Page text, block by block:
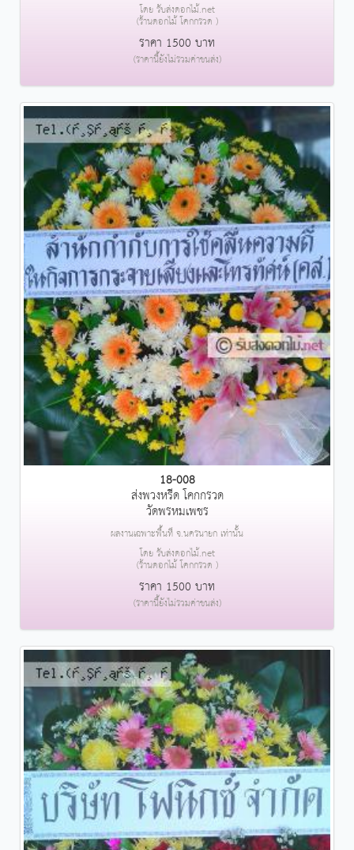
โดย รับส่งดอกไม้.net
(ร้านดอกไม้ โคกกรวด )
ราคา 1500 บาท
(ราคานี้ยังไม่รวมค่าขนส่ง)
18-008
ส่งพวงหรีด โคกกรวด
วัดพรหมเพชร
ผลงานเฉพาะพื้นที่ จ.นครนายก เท่านั้น
โดย รับส่งดอกไม้.net
(ร้านดอกไม้ โคกกรวด )
ราคา 1500 บาท
(ราคานี้ยังไม่รวมค่าขนส่ง)